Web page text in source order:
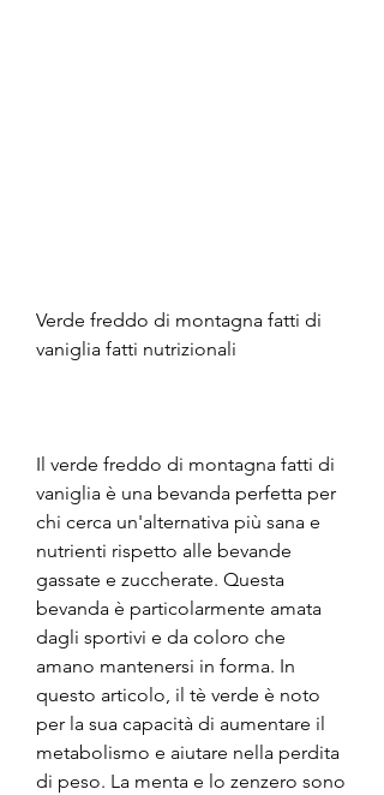
Verde freddo di montagna fatti di
vaniglia fatti nutrizionali
Il verde freddo di montagna fatti di
vaniglia è una bevanda perfetta per
chi cerca un'alternativa più sana e
nutrienti rispetto alle bevande
gassate e zuccherate. Questa
bevanda è particolarmente amata
dagli sportivi e da coloro che
amano mantenersi in forma. In
questo articolo, il tè verde è noto
per la sua capacità di aumentare il
metabolismo e aiutare nella perdita
di peso. La menta e lo zenzero sono